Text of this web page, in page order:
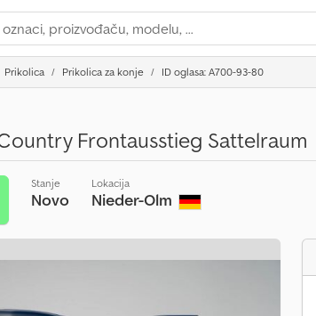
Prikolica Prikolica za konje ID oglasa: A700-93-80
Frontausstieg Sattelraum
Stanje
Novo
Lokacija
Nieder-Olm